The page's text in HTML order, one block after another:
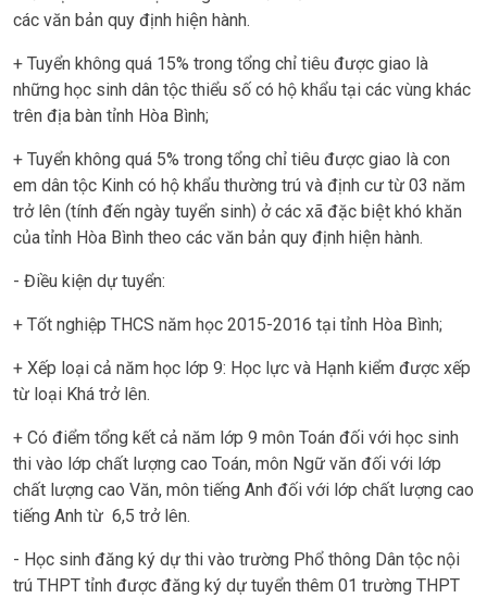
các văn bản quy định hiện hành.
+ Tuyển không quá 15% trong tổng chỉ tiêu được giao là
những học sinh dân tộc thiểu số có hộ khẩu tại các vùng khác
trên địa bàn tỉnh Hòa Bình;
+ Tuyển không quá 5% trong tổng chỉ tiêu được giao là con
em dân tộc Kinh có hộ khẩu thường trú và định cư từ 03 năm
trở lên (tính đến ngày tuyển sinh) ở các xã đặc biệt khó khăn
của tỉnh Hòa Bình theo các văn bản quy định hiện hành.
- Điều kiện dự tuyển:
+ Tốt nghiệp THCS năm học 2015-2016 tại tỉnh Hòa Bình;
+ Xếp loại cả năm học lớp 9: Học lực và Hạnh kiểm được xếp
từ loại Khá trở lên.
+ Có điểm tổng kết cả năm lớp 9 môn Toán đối với học sinh
thi vào lớp chất lượng cao Toán, môn Ngữ văn đối với lớp
chất lượng cao Văn, môn tiếng Anh đối với lớp chất lượng cao
tiếng Anh từ 6,5 trở lên.
- Học sinh đăng ký dự thi vào trường Phổ thông Dân tộc nội
trú THPT tỉnh được đăng ký dự tuyển thêm 01 trường THPT